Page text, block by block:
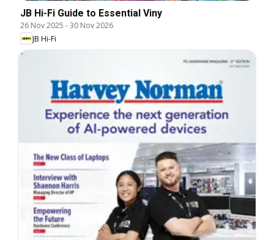
JB Hi-Fi Guide to Essential Viny
26 Nov 2025 -30 Nov 2026
JB Hi-Fi